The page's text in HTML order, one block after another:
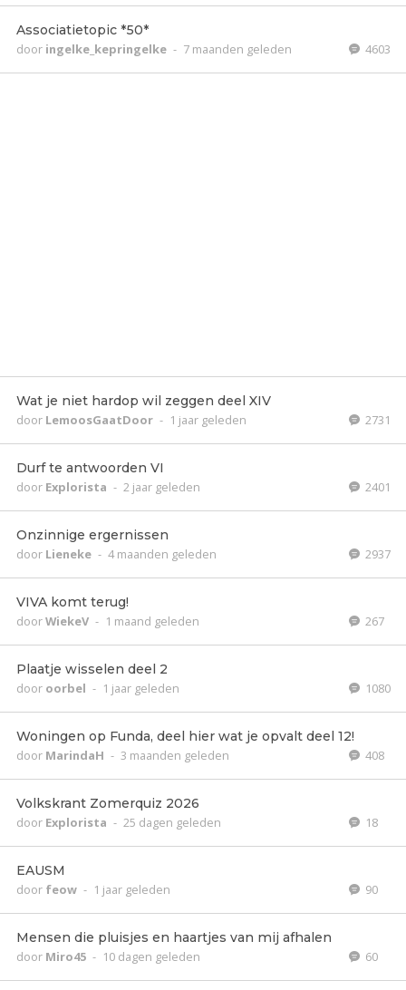
Associatietopic *50*
door ingelke_kepringelke - 7 maanden geleden 4603
Wat je niet hardop wil zeggen deel XIV
door LemoosGaatDoor - 1 jaar geleden 2731
Durf te antwoorden VI
door Explorista - 2 jaar geleden 2401
Onzinnige ergernissen
door Lieneke - 4 maanden geleden 2937
VIVA komt terug!
doorWiekeV - 1 maand geleden 267
Plaatje wisselen deel 2
door oorbel - 1 jaar geleden 1080
Woningen op Funda, deel hier wat je opvalt deel 12!
door MarindaH - 3 maanden geleden 408
Volkskrant Zomerquiz 2026
door Explorista - 25 dagen geleden 18
EAUSM
door feow - 1 jaar geleden 90
Mensen die pluisjes en haartjes van mij afhalen
door Miro45 - 10 dagen geleden 60